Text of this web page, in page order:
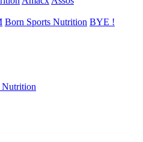
Born Sports Nutrition BYE !
Nutrition